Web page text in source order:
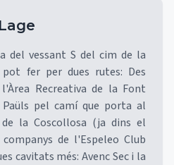
Lage
del vessant S del cim de la
pot fer per dues rutes: Des
Recreativa de la Font
pel camí que porta al
la Coscollosa (ja dins el
de l'Espeleo Club
cavitats més: Avenc Sec i la